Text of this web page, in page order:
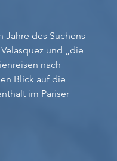
des Suchens
und „die
nach
Blick auf die
im Pariser